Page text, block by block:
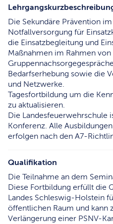
Die Sekundäre Prävention
Notfallversorgung für
die Einsatzbegleitung und
Maßnahmen im Rahmen
Bedarfserhebung sowie die
und Netzwerke.
Tagesfortbildung um die
zu aktualisieren.
Die Landesfeuerwehrschule
Konferenz. Alle
erfolgen nach den A7-
Qualifikation
Die Teilnahme an dem
Diese Fortbildung erfüllt die
Landes Schleswig-Holstein
öffentlichen Raum und kann
Verlängerung einer PSNV-